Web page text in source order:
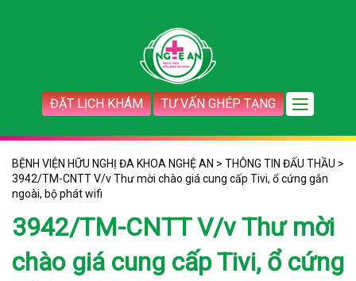
ĐẶT LỊCH KHÁM TƯ VẤN GHÉP TẠNG
BỆNH VIỆN HỮU NGHỊ ĐA KHOA NGHỆ AN > THÔNG TIN ĐẤU THẦU >
3942/TM-CNTT V/v Thư mời chào giá cung cấp Tivi, ổ cứng gắn
ngoài, bộ phát wifi
3942/TM-CNTT V/v Thư mời
chào giá cung cấp Tivi, ổ cứng